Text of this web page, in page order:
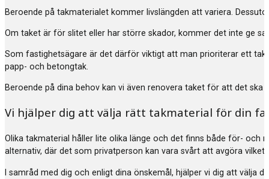
Beroende på takmaterialet kommer livslängden att variera.
Om taket är för slitet eller har större skador, kommer det inte ge
Som fastighetsägare är det därför viktigt att man prioriterar ett
papp- och betongtak.
Beroende på dina behov kan vi även renovera taket för att det
Vi hjälper dig att välja rätt takmaterial för din
Olika takmaterial håller lite olika länge och det finns både för- och
alternativ, där det som privatperson kan vara svårt att avgöra
I samråd med dig och enligt dina önskemål, hjälper vi dig att